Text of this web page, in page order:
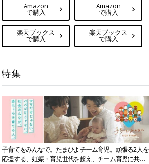
Amazon
で購入
楽天ブックス
で購入
Amazon
で購入
楽天ブックス
で購入
特集
子育てをみんなで。たまひよチーム育児。頑張る2人を
応援する、妊娠・育児世代を超え、チーム育児に共感